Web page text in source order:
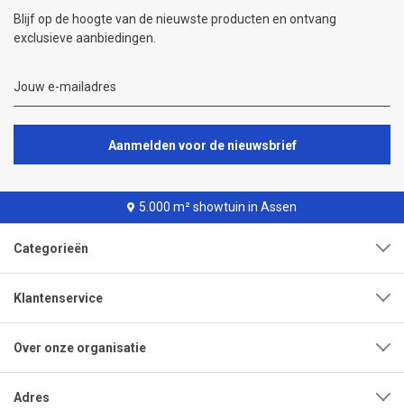
Blijf op de hoogte van de nieuwste producten en ontvang
exclusieve aanbiedingen.
Aanmelden voor de nieuwsbrief
5.000 m² showtuin in Assen
Categorieën
Klantenservice
Over onze organisatie
Adres